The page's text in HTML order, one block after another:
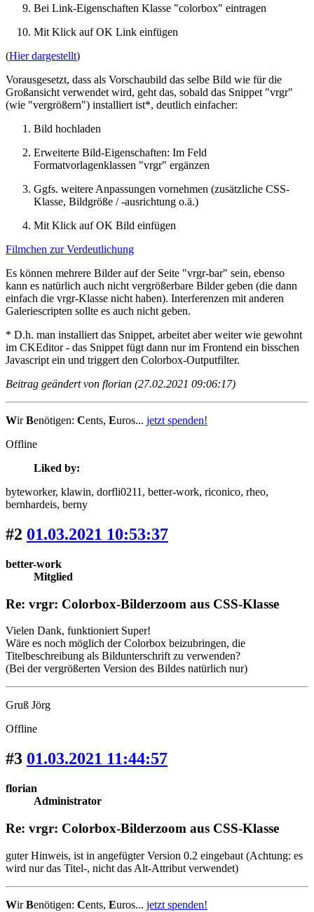
Bei Link-Eigenschaften Klasse "colorbox" eintragen
Mit Klick auf OK Link einfügen
(Hier dargestellt)
Vorausgesetzt, dass als Vorschaubild das selbe Bild wie für die
Großansicht verwendet wird, geht das, sobald das Snippet "vrgr"
(wie "vergrößern") installiert ist*, deutlich einfacher:
Bild hochladen
Erweiterte Bild-Eigenschaften: Im Feld
Formatvorlagenklassen "vrgr" ergänzen
Ggfs. weitere Anpassungen vornehmen (zusätzliche CSS-
Klasse, Bildgröße / -ausrichtung o.ä.)
Mit Klick auf OK Bild einfügen
Filmchen zur Verdeutlichung
Es können mehrere Bilder auf der Seite "vrgr-bar" sein, ebenso
kann es natürlich auch nicht vergrößerbare Bilder geben (die dann
einfach die vrgr-Klasse nicht haben). Interferenzen mit anderen
Galeriescripten sollte es auch nicht geben.
* D.h. man installiert das Snippet, arbeitet aber weiter wie gewohnt
im CKEditor - das Snippet fügt dann nur im Frontend ein bisschen
Javascript ein und triggert den Colorbox-Outputfilter.
Beitrag geändert von florian (27.02.2021 09:06:17)
WirBenötigen: Cents, Euros... jetzt spenden!
Offline
Liked by:
byteworker, klawin, dorfli0211 , better-work, riconico, rheo,
bernhardeis, berny
#2 01.03.2021 10:53:37
better-work
Mitglied
Re: vrgr: Colorbox-Bilderzoom aus CSS-Klasse
Vielen Dank, funktioniert Super!
Wäre es noch möglich der Colorbox beizubringen, die
Titelbeschreibung als Bildunterschrift zu verwenden?
(Bei der vergrößerten Version des Bildes natürlich nur)
Gruß Jörg
Offline
#3 01.03.2021 11:44:57
florian
Administrator
Re: vrgr: Colorbox-Bilderzoom aus CSS-Klasse
guter Hinweis, ist in angefügter Version 0.2 eingebaut (Achtung: es
wird nur das Titel-, nicht das Alt-Attribut verwendet)
WirBenötigen: Cents, Euros... jetzt spenden!